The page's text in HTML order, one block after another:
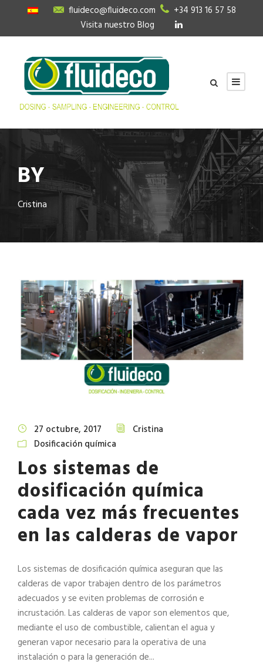
fluideco@fluideco.com
+34 913 16 57 58
Visita nuestro Blog
BY
Cristina
27 octubre, 2017
Cristina
Dosificación química
Los sistemas de
dosificación química
cada vez más frecuentes
en las calderas de vapor
Los sistemas de dosificación química aseguran que las
calderas de vapor trabajen dentro de los parámetros
adecuados y se eviten problemas de corrosión e
incrustación. Las calderas de vapor son elementos que,
mediante el uso de combustible, calientan el agua y
generan vapor necesario para la operativa de una
instalación o para la generación de...